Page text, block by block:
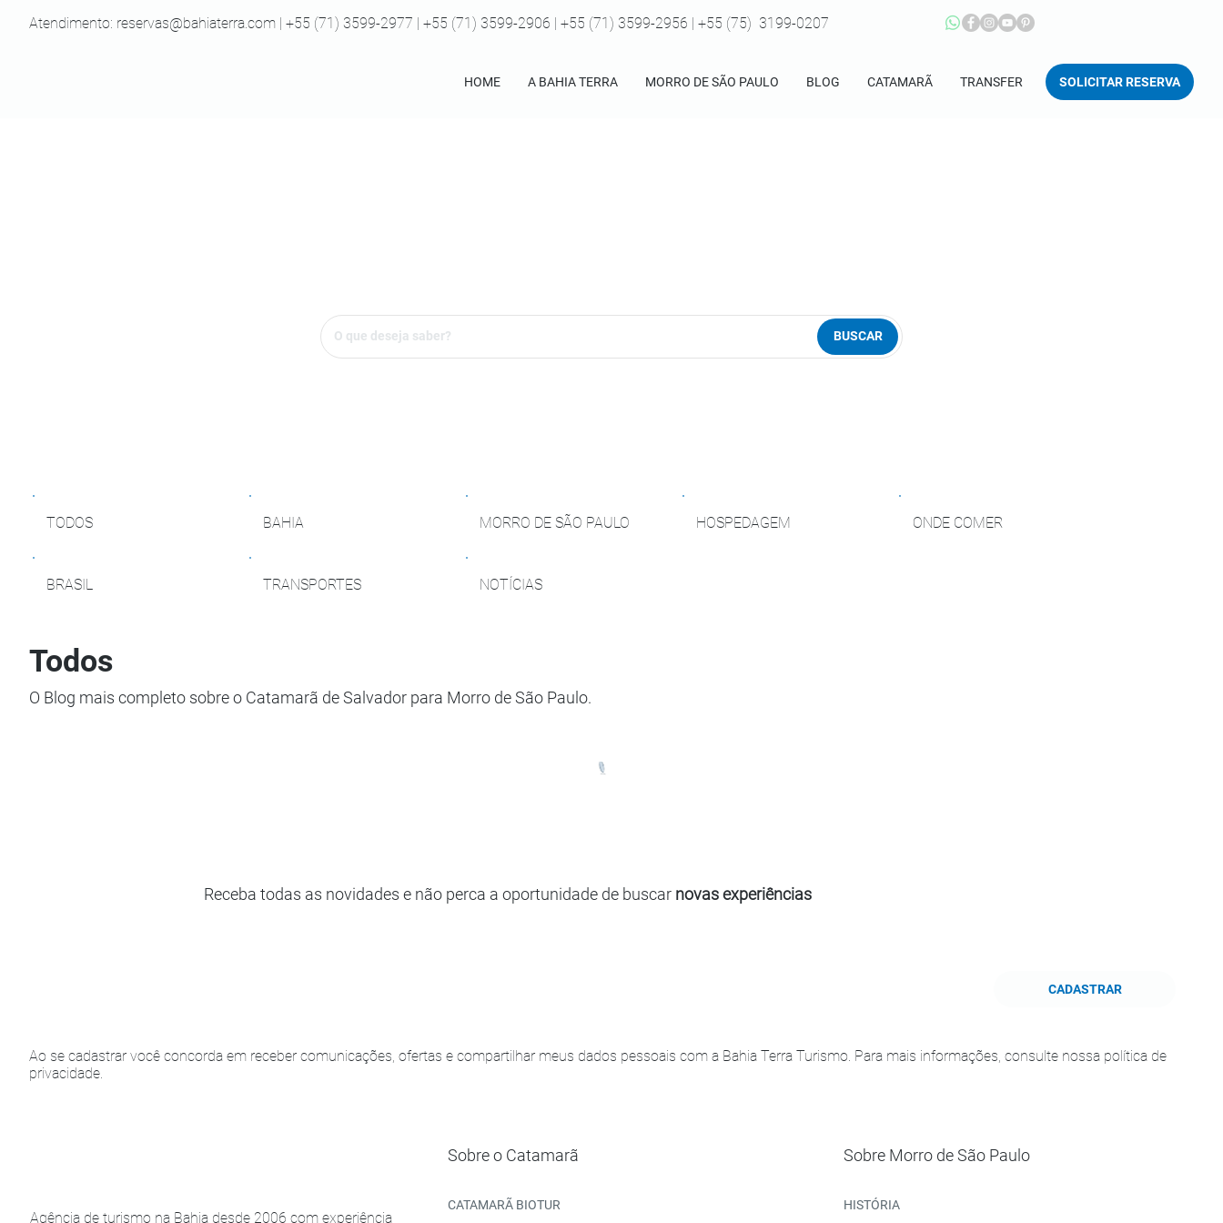
HOME A BAHIA TERRA MORRO DE SÃO PAULO BLOG CATAMARÃ TRANSFER SOLICITAR RESERVA
Atendimento: reservas@bahiaterra.com | +55 (71) 3599-2977 | +55 (71) 3599-2906 | +55 (71) 3599-2956 | +55 (75) 3199-0207
BUSCAR
TODOS BAHIA MORRO DE SÃO PAULO HOSPEDAGEM ONDE COMER
BRASIL TRANSPORTES NOTÍCIAS
Todos
O Blog mais completo sobre o Catamarã de Salvador para Morro de São Paulo.
Agência de turismo na Bahia desde 2006 com experiência
Sobre Morro de São Paulo
HISTÓRIA
Sobre o Catamarã
CATAMARÃ BIOTUR
Receba todas as novidades e não perca a oportunidade de buscar novas experiências
CADASTRAR
Ao se cadastrar você concorda em receber comunicações, ofertas e compartilhar meus dados pessoais com a Bahia Terra Turismo. Para mais informações, consulte nossa política de
privacidade.